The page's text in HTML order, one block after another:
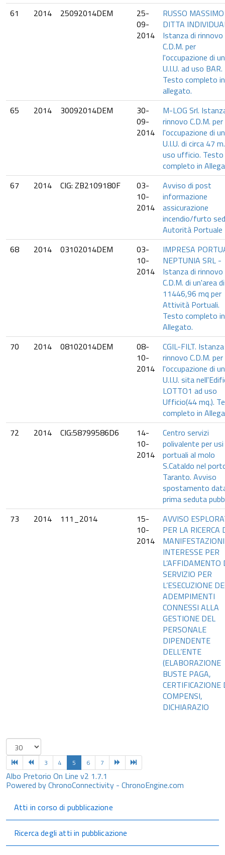
61
2014 25092014DEM
25-
09-
2014
RUSSO MASSIMO
DITTA
Istanza di rinnovo
C.D.M. per
l'occupazione di
U.I.U. ad uso BAR.
Testo completo in
allegato.
65
2014 30092014DEM
30-
09-
2014
M-LOG Srl.
rinnovo C.D.M. per
l'occupazione di
U.I.U. di circa 47
uso ufficio. Testo
completo in
67
2014 CIG: ZB2109180F
03-
10-
2014
Avviso di post
informazione
assicurazione
incendio/furto
Autorità Portuale
68
2014 03102014DEM
03-
10-
2014
IMPRESA
NEPTUNIA SRL -
Istanza di rinnovo
C.D.M. di un'area di
11446,96 mq per
Attività Portuali.
Testo completo in
Allegato.
70
2014 08102014DEM
08-
10-
2014
CGIL-FILT.
rinnovo C.D.M. per
l'occupazione di
U.I.U. sita
LOTTO1 ad uso
Ufficio(44 mq.).
completo in
72
2014 CIG:58799586D6
14-
10-
2014
Centro servizi
polivalente per usi
portuali al molo
S.Cataldo nel
Taranto. Avviso
spostamento
prima seduta
73
2014 111_2014
15-
10-
2014
AVVISO
PER LA RICERCA
INTERESSE PER
L’AFFIDAMENTO
SERVIZIO PER
L’ESECUZIONE
ADEMPIMENTI
CONNESSI ALLA
GESTIONE DEL
PERSONALE
DIPENDENTE
DELL’ENTE
(ELABORAZIONE
BUSTE PAGA,
CERTIFICAZIONE
COMPENSI,
DICHIARAZIO
3 4 5 6 7
Albo Pretorio On Line v2 1.7.1
Powered by ChronoConnectivity - ChronoEngine.com
Atti in corso di pubblicazione
Ricerca degli atti in pubblicazione